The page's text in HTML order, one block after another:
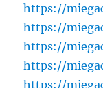
https://
https://
https://
https://
https://